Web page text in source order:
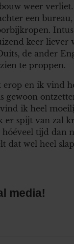
of die ze hebben
blijft gebruiken.
weer
een
keer liever
de ander
te proppen.
en ik vind
gewoon
ik heel
spijt van zal
tijd dan
dat wel heel
media!